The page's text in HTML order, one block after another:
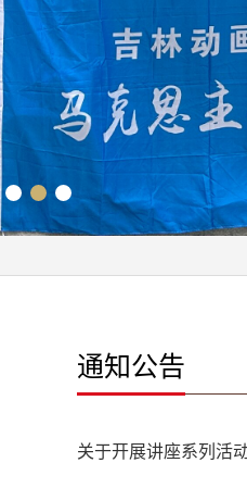
通知公告
关于开展讲座系列活